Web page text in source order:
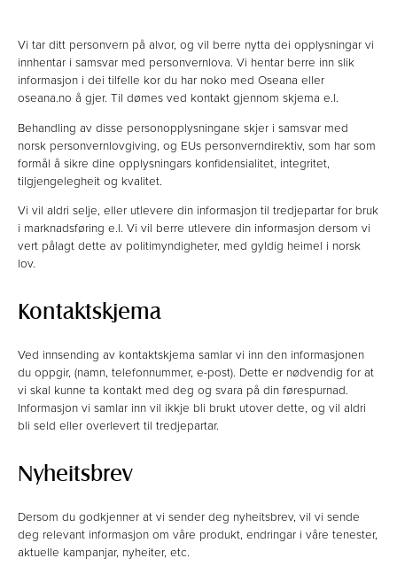
Vi tar ditt personvern på alvor, og vil berre nytta dei opplysningar vi
innhentar i samsvar med personvernlova. Vi hentar berre inn slik
informasjon i dei tilfelle kor du har noko med Oseana eller
oseana.no å gjer. Til dømes ved kontakt gjennom skjema e.l.
Behandling av disse personopplysningane skjer i samsvar med
norsk personvernlovgiving, og EUs personverndirektiv, som har som
formål å sikre dine opplysningars konfidensialitet, integritet,
tilgjengelegheit og kvalitet.
Vi vil aldri selje, eller utlevere din informasjon til tredjepartar for bruk
i marknadsføring e.l. Vi vil berre utlevere din informasjon dersom vi
vert pålagt dette av politimyndigheter, med gyldig heimel i norsk
lov.
Kontaktskjema
Ved innsending av kontaktskjema samlar vi inn den informasjonen
du oppgir, (namn, telefonnummer, e-post). Dette er nødvendig for at
vi skal kunne ta kontakt med deg og svara på din førespurnad.
Informasjon vi samlar inn vil ikkje bli brukt utover dette, og vil aldri
bli seld eller overlevert til tredjepartar.
Nyheitsbrev
Dersom du godkjenner at vi sender deg nyheitsbrev, vil vi sende
deg relevant informasjon om våre produkt, endringar i våre tenester,
aktuelle kampanjar, nyheiter, etc.